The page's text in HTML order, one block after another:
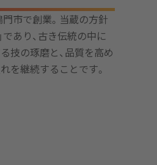
門市で創業。当蔵の方針
であり、古き伝統の中に
技の琢磨と、品質を高め
を継続することです。